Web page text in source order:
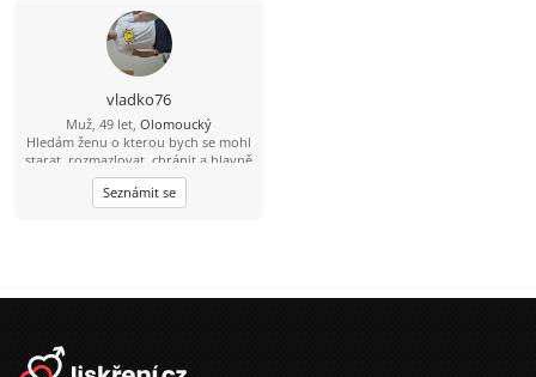
vladko76
Muž, 49 let, Olomoucký
Hledám ženu o kterou bych se mohl
starat, rozmazlovat, chránit a hlavně
milovat. Jsem pekař cukrař ????????
Seznámit se